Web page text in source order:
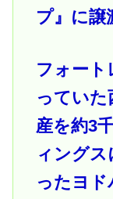
プ』に譲
フォート
っていた
産を約3
ィング
ったヨ